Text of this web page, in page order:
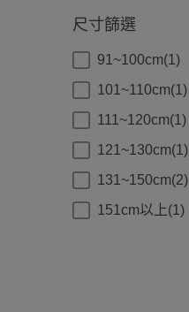
尺寸篩選
91~100cm(1)
101~110cm(1)
111~120cm(1)
121~130cm(1)
131~150cm(2)
151cm以上(1)